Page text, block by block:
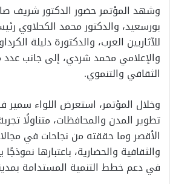
وشهد المؤتمر حضور الدكتور شريف
بورسعيد، والدكتور محمد الكحلاوي
للآثاريين العرب، والدكتورة دليلة
والإعلامي محمد شردي، إلى جانب
الثقافي والتنموي.
وخلال المؤتمر، استعرض اللواء سمير
تطوير المدن والمحافظات، متناولًا
الأقصر وما حققته من نجاحات في
والثقافية والحضارية، باعتبارها
في دعم خطط التنمية المستدامة